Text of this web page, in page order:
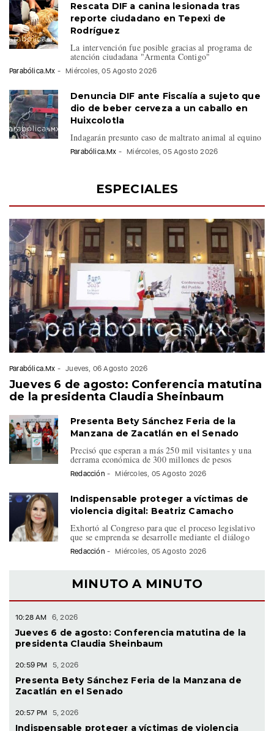
Rescata DIF a canina lesionada tras
reporte ciudadano en Tepexi de
Rodríguez
La intervención fue posible gracias al programa de
atención ciudadana "Armenta Contigo"
Parabólica.Mx - Miércoles, 05 Agosto 2026
Denuncia DIF ante Fiscalía a sujeto que
dio de beber cerveza a un caballo en
Huixcolotla
Indagarán presunto caso de maltrato animal al equino
Parabólica.Mx - Miércoles, 05 Agosto 2026
ESPECIALES
Parabólica.Mx - Jueves, 06 Agosto 2026
Jueves 6 de agosto: Conferencia matutina
de la presidenta Claudia Sheinbaum
Presenta Bety Sánchez Feria de la
Manzana de Zacatlán en el Senado
Precisó que esperan a más 250 mil visitantes y una
derrama económica de 300 millones de pesos
Redacción - Miércoles, 05 Agosto 2026
Indispensable proteger a víctimas de
violencia digital: Beatriz Camacho
Exhortó al Congreso para que el proceso legislativo
que se emprenda se desarrolle mediante el diálogo
Redacción - Miércoles, 05 Agosto 2026
MINUTO A MINUTO
10:28 AM 6, 2026
Jueves 6 de agosto: Conferencia matutina de la
presidenta Claudia Sheinbaum
20:59 PM 5, 2026
Presenta Bety Sánchez Feria de la Manzana de
Zacatlán en el Senado
20:57 PM 5, 2026
Indispensable proteger a víctimas de violencia